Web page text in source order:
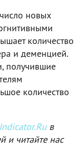
новых
количество
и деменцией.
получившие
количество
в
и читайте нас